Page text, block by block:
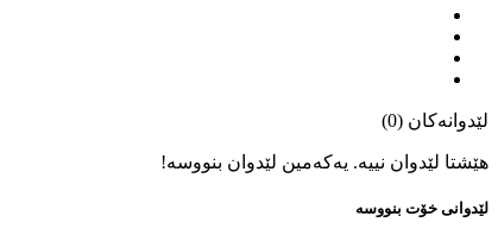
لێدوانەکان (0)
هێشتا لێدوان نییە. یەکەمین لێدوان بنووسە!
لێدوانی خۆت بنووسە